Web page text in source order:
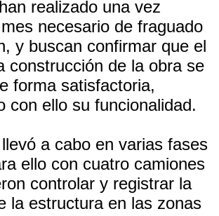
realizado una vez
necesario de fraguado
y buscan confirmar que el
construcción de la obra se
forma satisfactoria,
con ello su funcionalidad.
a cabo en varias fases
ello con cuatro camiones
controlar y registrar la
la estructura en las zonas